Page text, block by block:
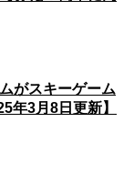
がスキーゲーム
3月8日更新】